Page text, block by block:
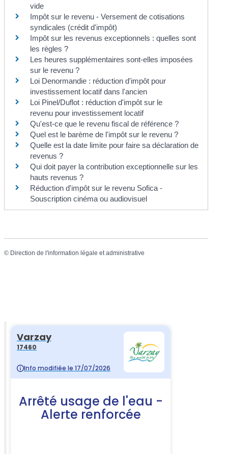
vide
Impôt sur le revenu - Versement de cotisations
syndicales (crédit d'impôt)
Impôt sur les revenus exceptionnels : quelles sont
les règles ?
Les heures supplémentaires sont-elles imposées
sur le revenu ?
Loi Denormandie : réduction d'impôt pour
investissement locatif dans l'ancien
Loi Pinel/Duflot : réduction d'impôt sur le
revenu pour investissement locatif
Qu'est-ce que le revenu fiscal de référence ?
Quel est le barème de l'impôt sur le revenu ?
Quelle est la date limite pour faire sa déclaration de
revenus ?
Qui doit payer la contribution exceptionnelle sur les
hauts revenus ?
Réduction d'impôt sur le revenu Sofica -
Souscription cinéma ou audiovisuel
© Direction de l'information légale et administrative